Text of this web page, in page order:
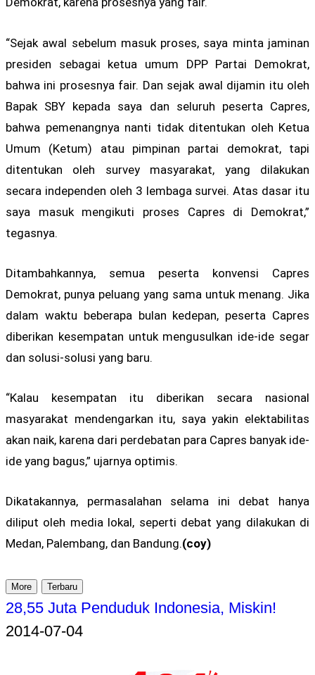
“Sejak awal sebelum masuk proses, saya minta jaminan
presiden sebagai ketua umum DPP Partai Demokrat,
bahwa ini prosesnya fair. Dan sejak awal dijamin itu oleh
Bapak SBY kepada saya dan seluruh peserta Capres,
bahwa pemenangnya nanti tidak ditentukan oleh Ketua
Umum (Ketum) atau pimpinan partai demokrat, tapi
ditentukan oleh survey masyarakat, yang dilakukan
secara independen oleh 3 lembaga survei. Atas dasar itu
saya masuk mengikuti proses Capres di Demokrat,”
tegasnya.
Ditambahkannya, semua peserta konvensi Capres
Demokrat, punya peluang yang sama untuk menang. Jika
dalam waktu beberapa bulan kedepan, peserta Capres
diberikan kesempatan untuk mengusulkan ide-ide segar
dan solusi-solusi yang baru.
“Kalau kesempatan itu diberikan secara nasional
masyarakat mendengarkan itu, saya yakin elektabilitas
akan naik, karena dari perdebatan para Capres banyak ide-
ide yang bagus,” ujarnya optimis.
Dikatakannya, permasalahan selama ini debat hanya
diliput oleh media lokal, seperti debat yang dilakukan di
Medan, Palembang, dan Bandung.(coy)
More Terbaru
28,55 Juta Penduduk Indonesia, Miskin!
2014-07-04